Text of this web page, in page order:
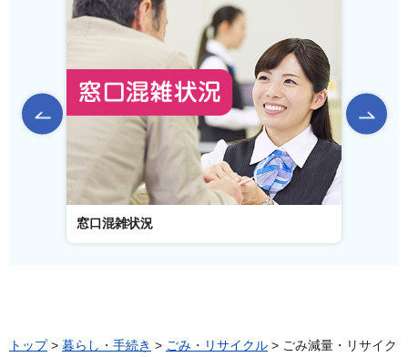
前のスライドを表示
窓口混雑状況
トップ> 暮らし・手続き > ごみ・リサイクル > ごみ減量・リサイク